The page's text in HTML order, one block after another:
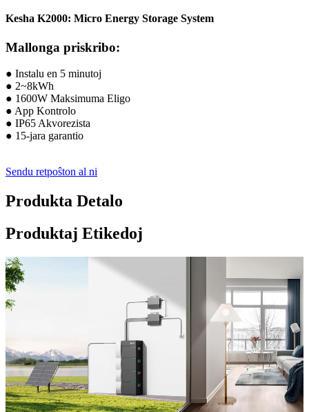
Kesha K2000: Micro Energy Storage System
Mallonga priskribo:
● Instalu en 5 minutoj
● 2~8kWh
● 1600W Maksimuma Eligo
● App Kontrolo
● IP65 Akvorezista
● 15-jara garantio
Sendu retpoŝton al ni
Produkta Detalo
Produktaj Etikedoj